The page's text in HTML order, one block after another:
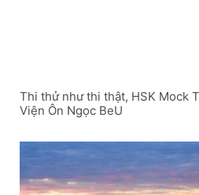
Thi thử như thi thật, HSK Mock
Viện Ôn Ngọc BeU